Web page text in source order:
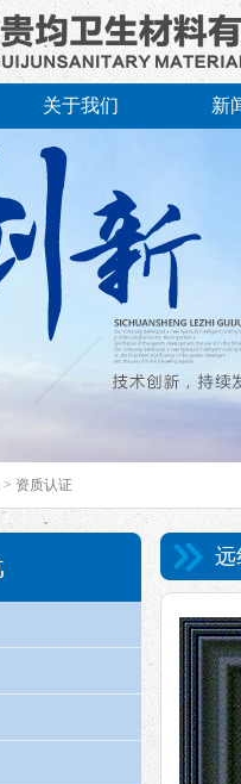
关于我们 新
> 资质认证
远